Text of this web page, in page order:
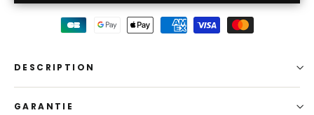
DESCRIPTION
GARANTIE